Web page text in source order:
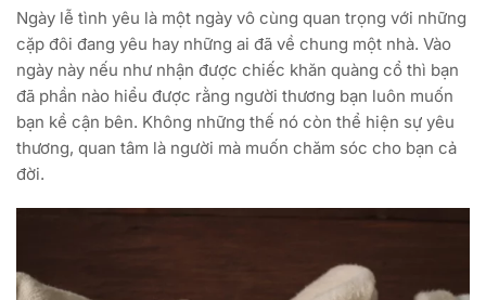
Ngày lễ tình yêu là một ngày vô cùng quan trọng với những
cặp đôi đang yêu hay những ai đã về chung một nhà. Vào
ngày này nếu như nhận được chiếc khăn quàng cổ thì bạn
đã phần nào hiểu được rằng người thương bạn luôn muốn
bạn kề cận bên. Không những thế nó còn thể hiện sự yêu
thương, quan tâm là người mà muốn chăm sóc cho bạn cả
đời.